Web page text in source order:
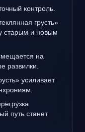
контроль.
грусть»
старым и новым
на
развилки.
усиливает
путь станет